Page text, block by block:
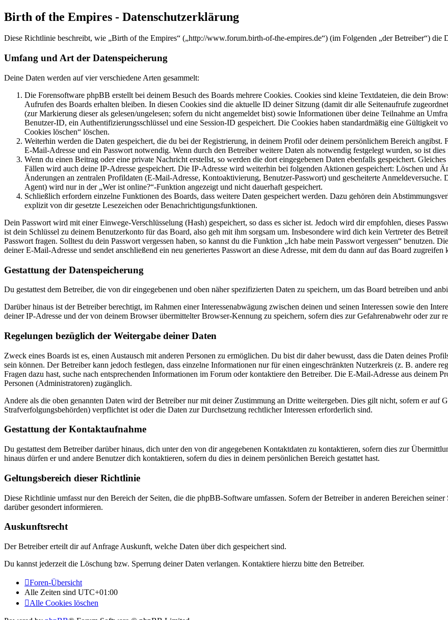
Birth of the Empires - Datenschutzerklärung
Diese Richtlinie beschreibt, wie „Birth of the Empires“ („http://www.forum.birth-of-the-empires.de“) (im Folgenden „der Betreiber“) die
Umfang und Art der Datenspeicherung
Deine Daten werden auf vier verschiedene Arten gesammelt:
Die Forensoftware phpBB erstellt bei deinem Besuch des Boards mehrere Cookies. Cookies sind kleine Textdateien, die dein
Aufrufen des Boards erhalten bleiben. In diesen Cookies sind die aktuelle ID deiner Sitzung (damit dir alle Seitenaufrufe
(zur Markierung dieser als gelesen/ungelesen; sofern du nicht angemeldet bist) sowie Informationen über deine Teilnahme an
Benutzer-ID, ein Authentifizierungsschlüssel und eine Session-ID gespeichert. Die Cookies haben standardmäßig eine Gültigkeit
Cookies löschen“ löschen.
Weiterhin werden die Daten gespeichert, die du bei der Registrierung, in deinem Profil oder deinem persönlichem Bereich
E-Mail-Adresse und ein Passwort notwendig. Wenn durch den Betreiber weitere Daten als notwendig festgelegt wurden, so ist
Wenn du einen Beitrag oder eine private Nachricht erstellst, so werden die dort eingegebenen Daten ebenfalls gespeichert.
Fällen wird auch deine IP-Adresse gespeichert. Die IP-Adresse wird weiterhin bei folgenden Aktionen gespeichert: Löschen und
Änderungen an zentralen Profildaten (E-Mail-Adresse, Kontoaktivierung, Benutzer-Passwort) und gescheiterte
Agent) wird nur in der „Wer ist online?“-Funktion angezeigt und nicht dauerhaft gespeichert.
Schließlich erfordern einzelne Funktionen des Boards, dass weitere Daten gespeichert werden. Dazu gehören dein
explizit von dir gesetzte Lesezeichen oder Benachrichtigungsfunktionen.
Dein Passwort wird mit einer Einwege-Verschlüsselung (Hash) gespeichert, so dass es sicher ist. Jedoch wird dir empfohlen, dieses
ist dein Schlüssel zu deinem Benutzerkonto für das Board, also geh mit ihm sorgsam um. Insbesondere wird dich kein Vertreter des
Passwort fragen. Solltest du dein Passwort vergessen haben, so kannst du die Funktion „Ich habe mein Passwort vergessen“ benutzen.
deiner E-Mail-Adresse und sendet anschließend ein neu generiertes Passwort an diese Adresse, mit dem du dann auf das Board zugreifen
Gestattung der Datenspeicherung
Du gestattest dem Betreiber, die von dir eingegebenen und oben näher spezifizierten Daten zu speichern, um das Board betreiben und
Darüber hinaus ist der Betreiber berechtigt, im Rahmen einer Interessenabwägung zwischen deinen und seinen Interessen sowie den
deiner IP-Adresse und der von deinem Browser übermittelter Browser-Kennung zu speichern, sofern dies zur Gefahrenabwehr oder zur
Regelungen bezüglich der Weitergabe deiner Daten
Zweck eines Boards ist es, einen Austausch mit anderen Personen zu ermöglichen. Du bist dir daher bewusst, dass die Daten deines
sein können. Der Betreiber kann jedoch festlegen, dass einzelne Informationen nur für einen eingeschränkten Nutzerkreis (z. B. andere
Fragen dazu hast, suche nach entsprechenden Informationen im Forum oder kontaktiere den Betreiber. Die E-Mail-Adresse aus deinem
Personen (Administratoren) zugänglich.
Andere als die oben genannten Daten wird der Betreiber nur mit deiner Zustimmung an Dritte weitergeben. Dies gilt nicht, sofern er auf
Strafverfolgungsbehörden) verpflichtet ist oder die Daten zur Durchsetzung rechtlicher Interessen erforderlich sind.
Gestattung der Kontaktaufnahme
Du gestattest dem Betreiber darüber hinaus, dich unter den von dir angegebenen Kontaktdaten zu kontaktieren, sofern dies zur
hinaus dürfen er und andere Benutzer dich kontaktieren, sofern du dies in deinem persönlichen Bereich gestattet hast.
Geltungsbereich dieser Richtlinie
Diese Richtlinie umfasst nur den Bereich der Seiten, die die phpBB-Software umfassen. Sofern der Betreiber in anderen Bereichen
darüber gesondert informieren.
Auskunftsrecht
Der Betreiber erteilt dir auf Anfrage Auskunft, welche Daten über dich gespeichert sind.
Du kannst jederzeit die Löschung bzw. Sperrung deiner Daten verlangen. Kontaktiere hierzu bitte den Betreiber.
Foren-Übersicht
Alle Zeiten sind UTC+01:00
Alle Cookies löschen